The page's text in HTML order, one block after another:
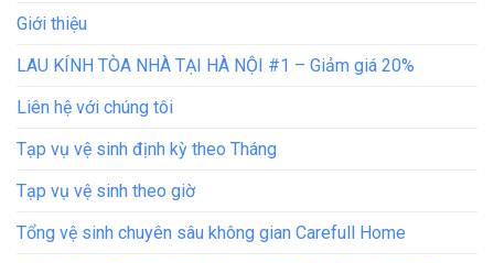
Giới thiệu
LAU KÍNH TÒA NHÀ TẠI HÀ NỘI #1 – Giảm giá 20%
Liên hệ với chúng tôi
Tạp vụ vệ sinh định kỳ theo Tháng
Tạp vụ vệ sinh theo giờ
Tổng vệ sinh chuyên sâu không gian Carefull Home